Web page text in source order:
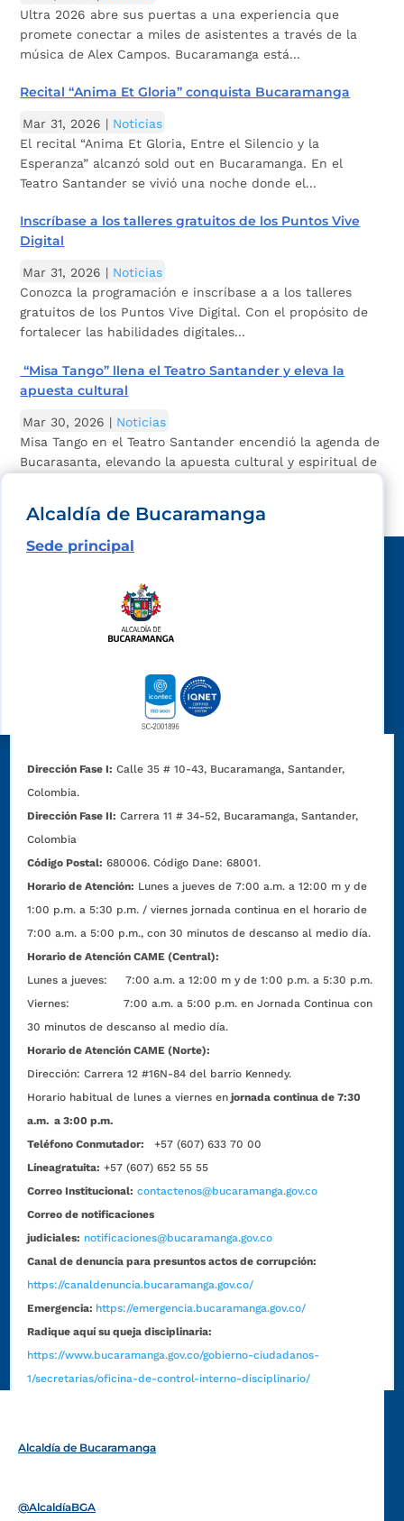
Ultra 2026 abre sus puertas a una experiencia que
promete conectar a miles de asistentes a través de la
música de Alex Campos. Bucaramanga está...
Recital “Anima Et Gloria” conquista Bucaramanga
Mar 31, 2026 | Noticias
El recital “Anima Et Gloria, Entre el Silencio y la
Esperanza” alcanzó sold out en Bucaramanga. En el
Teatro Santander se vivió una noche donde el...
Inscríbase a los talleres gratuitos de los Puntos Vive
Digital
Mar 31, 2026 | Noticias
Conozca la programación e inscríbase a a los talleres
gratuitos de los Puntos Vive Digital. Con el propósito de
fortalecer las habilidades digitales...
“Misa Tango” llena el Teatro Santander y eleva la
apuesta cultural
Mar 30, 2026 | Noticias
Misa Tango en el Teatro Santander encendió la agenda de
Bucarasanta, elevando la apuesta cultural y espiritual de
Alcaldía de Bucaramanga
Sede principal
Dirección Fase I: Calle 35 # 10-43, Bucaramanga, Santander,
Colombia.
Dirección Fase II: Carrera 11 # 34-52, Bucaramanga, Santander,
Colombia
Código Postal: 680006. Código Dane: 68001.
Horario de Atención: Lunes a jueves de 7:00 a.m. a 12:00 m y de
1:00 p.m. a 5:30 p.m. / viernes jornada continua en el horario de
7:00 a.m. a 5:00 p.m., con 30 minutos de descanso al medio día.
Horario de Atención CAME (Central):
Lunes a jueves: 7:00 a.m. a 12:00 m y de 1:00 p.m. a 5:30 p.m.
Viernes: 7:00 a.m. a 5:00 p.m. en Jornada Continua con
30 minutos de descanso al medio día.
Horario de Atención CAME (Norte):
Dirección:Carrera 12 #16N-84 del barrio Kennedy.
Horario habitual de lunes a viernes en jornada continua de 7:30
a.m. a 3:00 p.m.
Teléfono Conmutador:
+57 (607) 633 70 00
Líneagratuita: +57 (607) 652 55 55
Correo Institucional: contactenos@bucaramanga.gov.co
Correo de notificaciones
judiciales: notificaciones@bucaramanga.gov.co
Canal de denuncia para presuntos actos de corrupción:
https://canaldenuncia.bucaramanga.gov.co/
Emergencia: https://emergencia.bucaramanga.gov.co/
Radique aquí su queja disciplinaria:
https://www.bucaramanga.gov.co/gobierno-ciudadanos-
1/secretarias/oficina-de-control-interno-disciplinario/
Alcaldía de Bucaramanga
@AlcaldíaBGA